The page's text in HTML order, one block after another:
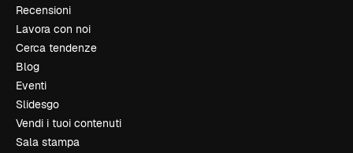
Recensioni
Lavora con noi
Cerca tendenze
Blog
Eventi
Slidesgo
Vendi i tuoi contenuti
Sala stampa